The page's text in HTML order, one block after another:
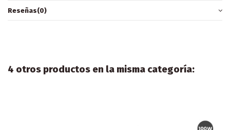
Reseñas(0)
4 otros productos en la misma categoría: